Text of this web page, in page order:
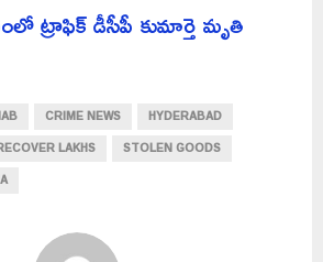
ట్రాఫిక్ డీసీపీ కుమార్తె మృతి
CRIME NEWS
HYDERABAD
LAKHS
STOLEN GOODS